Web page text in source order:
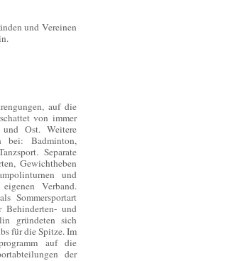
und Vereinen
auf die
von immer
und Ost. Weitere
bei: Badminton,
Separate
Gewichtheben
und
Verband.
Sommersportart
Behinderten- und
gründeten sich
für die Spitze. Im
auf die
der